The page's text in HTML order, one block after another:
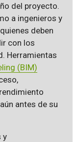
del proyecto.
a ingenieros y
deben
con los
Herramientas
(BIM)
antes de su
y